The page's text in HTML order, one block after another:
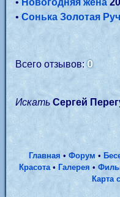
• Новогодняя жена
• Сонька Золотая
Всего отзывов:0
Искать Сергей
Главная • Форум•
Красота• Галерея •
Карта